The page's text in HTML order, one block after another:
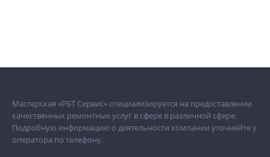
Мастерская «РБТ Сервис» специализируется на предоставлении
качественных ремонтных услуг в сфере в различной сфере.
Подробную информацию о деятельности компании уточняйте у
оператора по телефону.